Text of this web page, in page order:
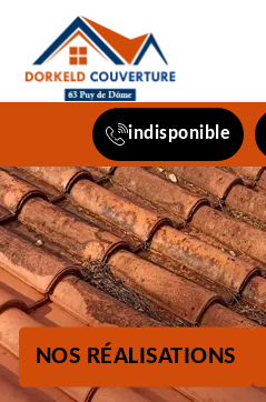
indisponible
NOS RÉALISATIONS